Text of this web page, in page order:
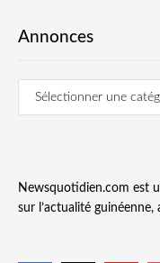
Annonces
Newsquotidien.com est
sur l’actualité